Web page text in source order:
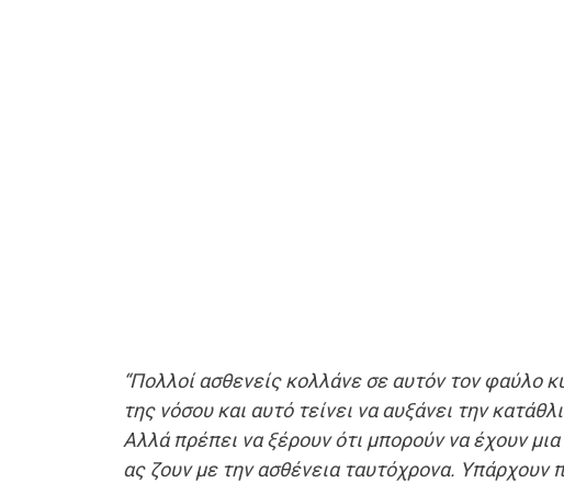
“Πολλοί ασθενείς κολλάνε σε αυτόν τον φαύλο
της νόσου και αυτό τείνει να αυξάνει την
Αλλά πρέπει να ξέρουν ότι μπορούν να έχουν
ας ζουν με την ασθένεια ταυτόχρονα. Υπάρχουν